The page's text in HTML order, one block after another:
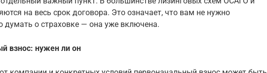
на весь срок договора. Это означает, что вам не нужно
думать о страховке — она уже включена.
взнос: нужен ли он